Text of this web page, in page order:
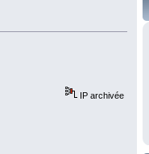
IP archivée